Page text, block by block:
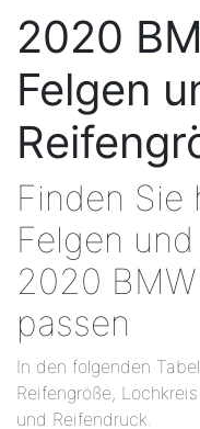
2020
Felgen
Finden Sie
Felgen
2020
passen
In den folgenden
Reifengröße,
und Reifendruck.